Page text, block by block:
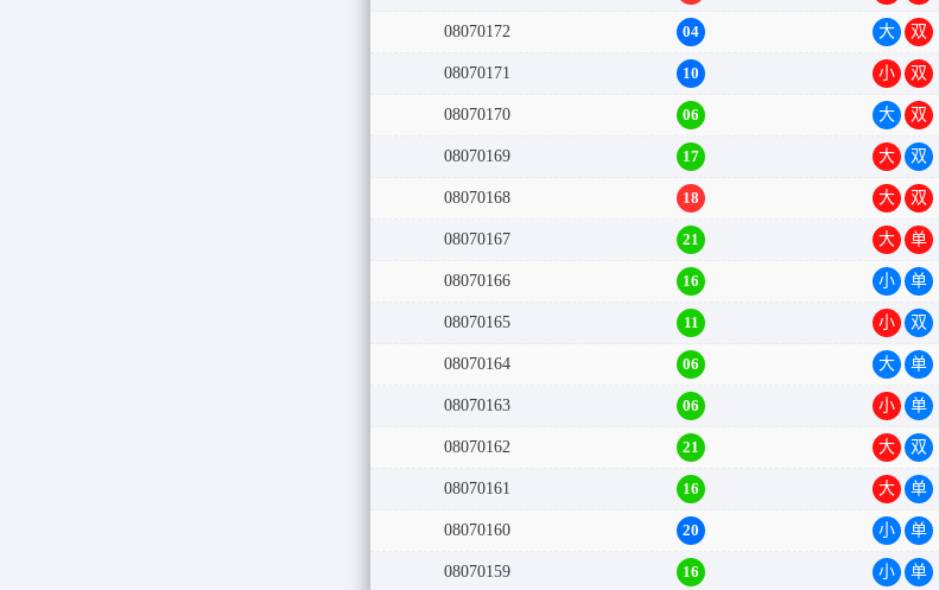
08070172 04 大 双
08070171 10 小 双
08070170 06 大 双
08070169 17 大 双
08070168 18 大 双
08070167 21 大 单
08070166 16 小 单
08070165 11 小 双
08070164 06 大 单
08070163 06 小 单
08070162 21 大 双
08070161 16 大 单
08070160 20 小 单
08070159 16 小 单